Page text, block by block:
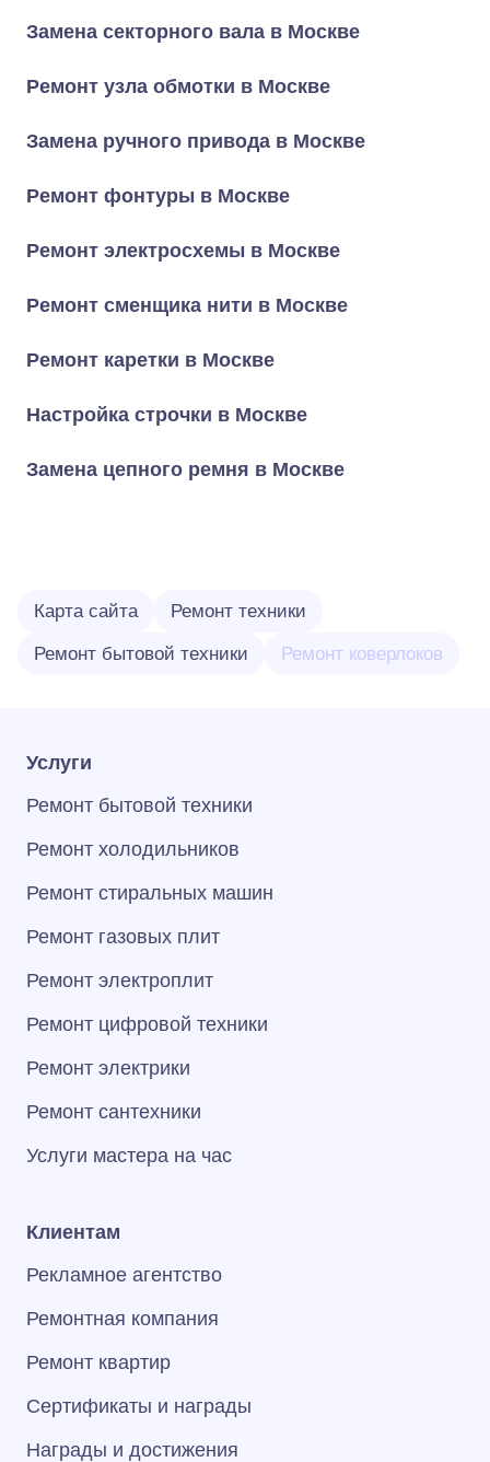
Замена секторного вала в Москве
Ремонт узла обмотки в Москве
Замена ручного привода в Москве
Ремонт фонтуры в Москве
Ремонт электросхемы в Москве
Ремонт сменщика нити в Москве
Ремонт каретки в Москве
Настройка строчки в Москве
Замена цепного ремня в Москве
Карта сайта Ремонт техники
Ремонт бытовой техники Ремонт коверлоков
Услуги
Ремонт бытовой техники
Ремонт холодильников
Ремонт стиральных машин
Ремонт газовых плит
Ремонт электроплит
Ремонт цифровой техники
Ремонт электрики
Ремонт сантехники
Услуги мастера на час
Клиентам
Рекламное агентство
Ремонтная компания
Ремонт квартир
Сертификаты и награды
Награды и достижения